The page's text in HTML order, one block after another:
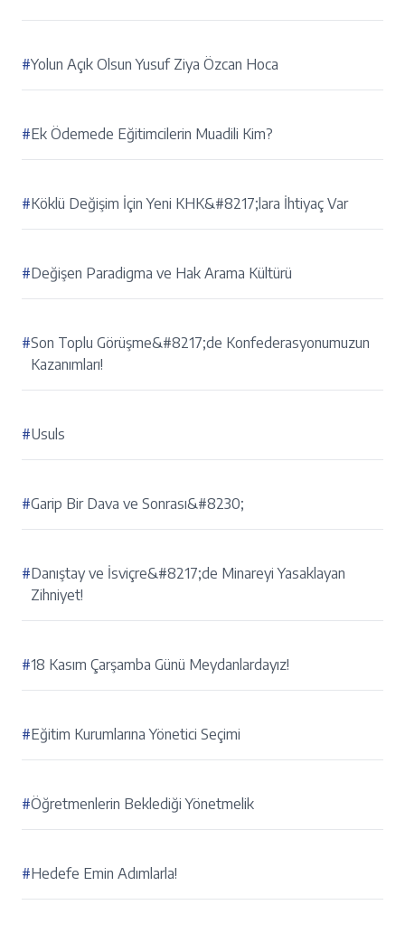
#Yolun Açık Olsun Yusuf Ziya Özcan Hoca
#Ek Ödemede Eğitimcilerin Muadili Kim?
#Köklü Değişim İçin Yeni KHK&#8217;lara İhtiyaç Var
#Değişen Paradigma ve Hak Arama Kültürü
#Son Toplu Görüşme&#8217;de Konfederasyonumuzun
Kazanımları!
#Usuls
#Garip Bir Dava ve Sonrası&#8230;
#Danıştay ve İsviçre&#8217;de Minareyi Yasaklayan
Zihniyet!
#18 Kasım Çarşamba Günü Meydanlardayız!
#Eğitim Kurumlarına Yönetici Seçimi
#Öğretmenlerin Beklediği Yönetmelik
#Hedefe Emin Adımlarla!